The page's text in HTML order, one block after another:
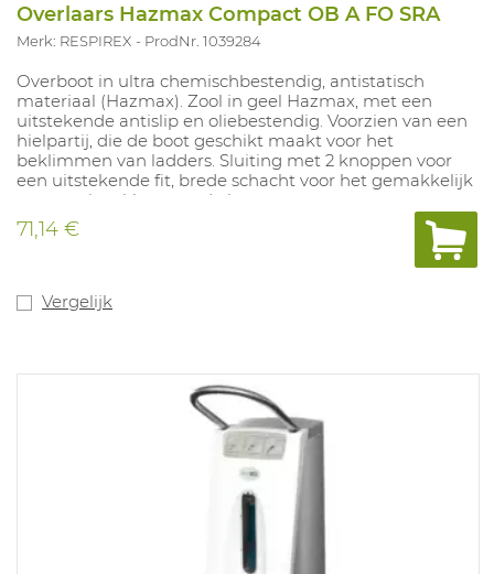
Overlaars Hazmax Compact OB A FO SRA
Merk: RESPIREX ProdNr. 1039284
Overboot in ultra chemischbestendig, antistatisch
materiaal (Hazmax). Zool in geel Hazmax, met een
uitstekende antislip en oliebestendig. Voorzien van een
hielpartij, die de boot geschikt maakt voor het
beklimmen van ladders. Sluiting met 2 knoppen voor
een uitstekende fit, brede schacht voor het gemakkelijk
aan en uittrekken van de boot.
71,14 €
Vergelijk